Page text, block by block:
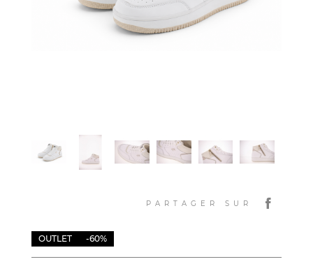
PARTAGER SUR
OUTLET -60%